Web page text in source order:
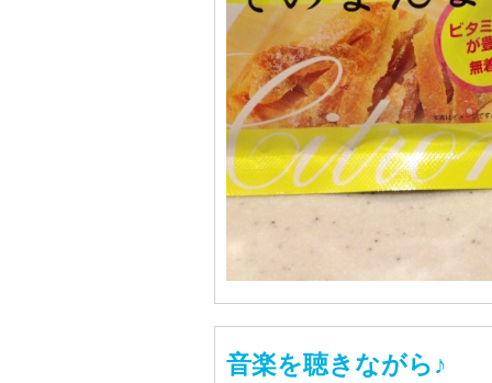
音楽を聴きながら♪